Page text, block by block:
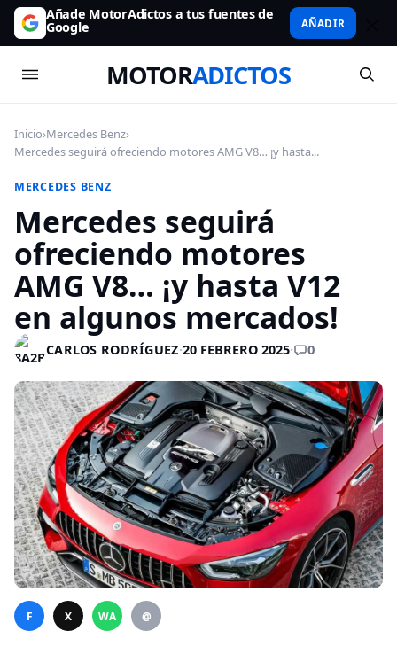
Añade MotorAdictos a tus fuentes de
Google AÑADIR
MOTORADICTOS
Inicio›Mercedes Benz›
Mercedes seguirá ofreciendo motores AMG V8… ¡y hasta...
MERCEDES BENZ
Mercedes seguirá
ofreciendo motores
AMG V8… ¡y hasta V12
en algunos mercados!
CARLOS RODRÍGUEZ·20 FEBRERO 2025· 0
F X WA @